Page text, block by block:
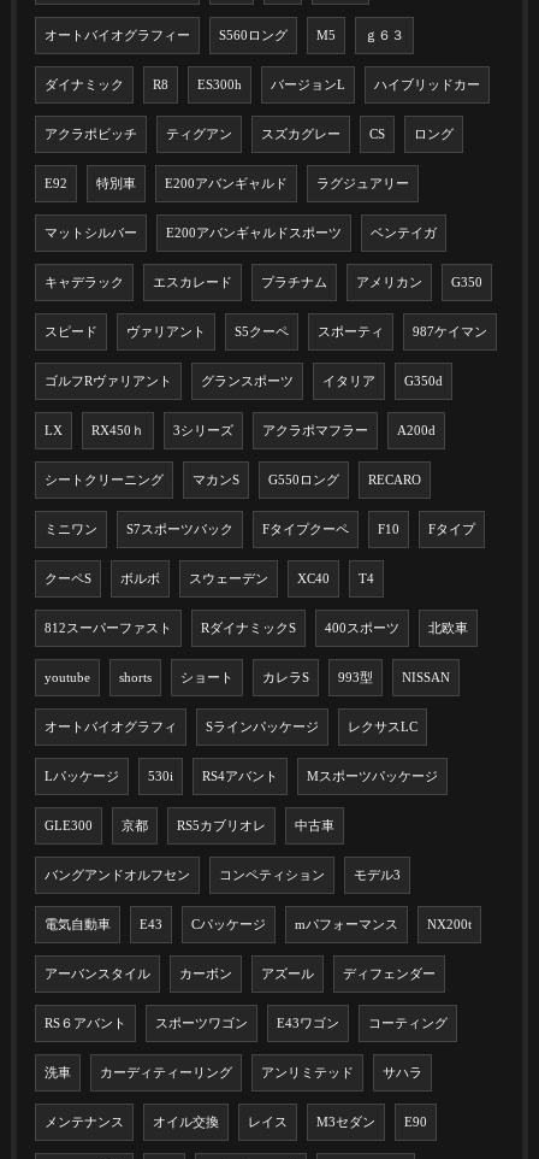
オートバイオグラフィー S560ロング M5 ｇ６３
ダイナミック R8 ES300h バージョンL ハイブリッドカー
アクラポビッチ ティグアン スズカグレー CS ロング
E92 特別車 E200アバンギャルド ラグジュアリー
マットシルバー E200アバンギャルドスポーツ ベンテイガ
キャデラック エスカレード プラチナム アメリカン G350
スピード ヴァリアント S5クーペ スポーティ 987ケイマン
ゴルフRヴァリアント グランスポーツ イタリア G350d
LX RX450ｈ 3シリーズ アクラポマフラー A200d
シートクリーニング マカンS G550ロング RECARO
ミニワン S7スポーツバック Fタイプクーペ F10 Fタイプ
クーペS ボルボ スウェーデン XC40 T4
812スーパーファスト RダイナミックS 400スポーツ 北欧車
youtube shorts ショート カレラS 993型 NISSAN
オートバイオグラフィ Sラインパッケージ レクサスLC
Lパッケージ 530i RS4アバント Mスポーツパッケージ
GLE300 京都 RS5カブリオレ 中古車
バングアンドオルフセン コンペティション モデル3
電気自動車 E43 Cパッケージ mパフォーマンス NX200t
アーバンスタイル カーボン アズール ディフェンダー
RS６アバント スポーツワゴン E43ワゴン コーティング
洗車 カーディティーリング アンリミテッド サハラ
メンテナンス オイル交換 レイス M3セダン E90